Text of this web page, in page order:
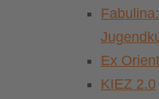
Ex
KIEZ 2.0